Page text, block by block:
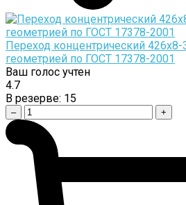
Переход концентрический
геометрией по ГОСТ 17378-2001
Ваш голос учтен
4.7
В резерве: 15
– +